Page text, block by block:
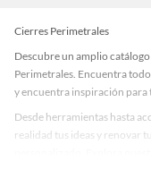
Cierres Perimetrales
Descubre un amplio
Perimetrales. Encuentra
y encuentra inspiración para
Desde herramientas hasta
realidad tus ideas y renovar
accesorios de calidad que te